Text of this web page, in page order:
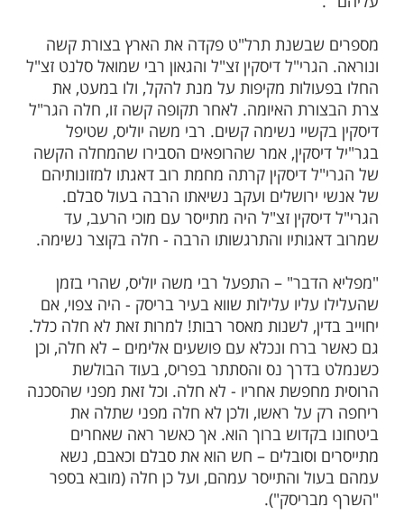
עוד תוכן חדש ומפתיע! התחברו לכל
שלנו בתהיליםבלחיצה כאן >>>​
נכתב על משה רבינו "ויצא אל אחיו, וירא
מסביר רש"י: "נתן עיניו וליבו להיות מיצר
תרל"ט פקדה את הארץ בצורת קשה
דיסקין זצ"ל והגאון רבי שמואל סלנט זצ"ל
מקיפות על מנת להקל, ולו במעט, את
האיומה. לאחר תקופה קשה זו, חלה הגר"ל
נשימה קשים. רבי משה יוליס, שטיפל
אמר שהרופאים הסבירו שהמחלה הקשה
דיסקין קרתה מחמת רוב דאגתו למזונותיהם
ועקב נשיאתו הרבה בעול סבלם.
זצ"ל היה מתייסר עם מוכי הרעב, עד
והתרגשותו הרבה - חלה בקוצר נשימה.